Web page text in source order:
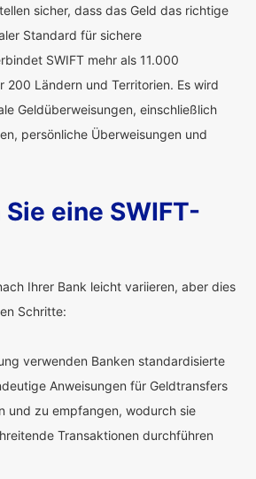
sicher, dass das Geld das richtige
Standard für sichere
SWIFT mehr als 11.000
200 Ländern und Territorien. Es wird
Geldüberweisungen, einschließlich
persönliche Überweisungen und
eine SWIFT-
Ihrer Bank leicht variieren, aber dies
Schritte:
verwenden Banken standardisierte
Anweisungen für Geldtransfers
und zu empfangen, wodurch sie
Transaktionen durchführen